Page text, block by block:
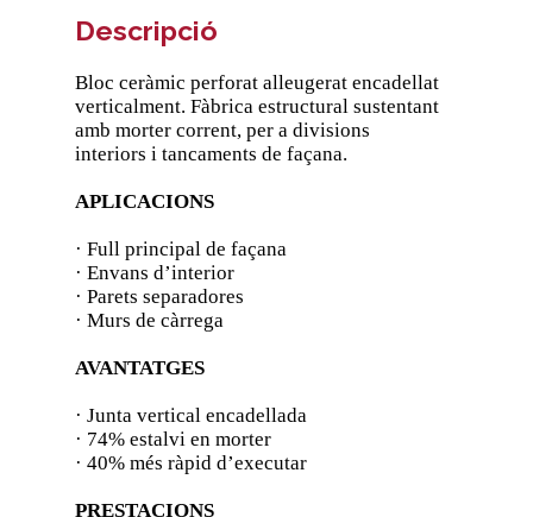
Descripció
Bloc ceràmic perforat alleugerat encadellat
verticalment. Fàbrica estructural sustentant
amb morter corrent, per a divisions
interiors i tancaments de façana.
APLICACIONS
· Full principal de façana
· Envans d’interior
· Parets separadores
· Murs de càrrega
AVANTATGES
· Junta vertical encadellada
· 74% estalvi en morter
· 40% més ràpid d’executar
PRESTACIONS